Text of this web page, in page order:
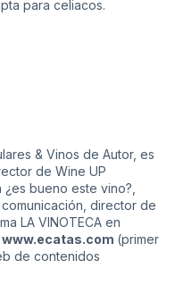
para celiacos.
& Vinos de Autor, es
de Wine UP
bueno este vino?,
director de
LA VINOTECA en
www.ecatas.com (primer
de contenidos